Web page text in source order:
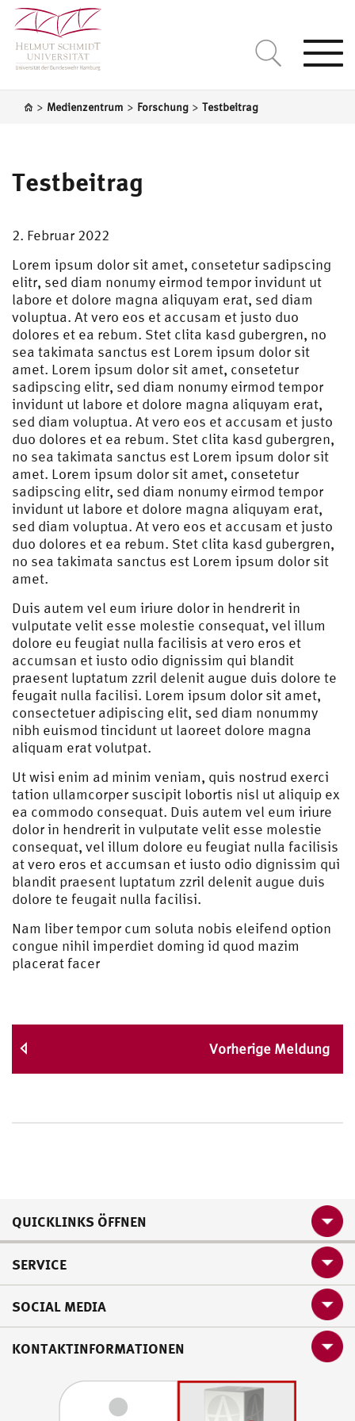
> Medienzentrum > Forschung > Testbeitrag
Testbeitrag
2. Februar 2022
Lorem ipsum dolor sit amet, consetetur sadipscing
elitr, sed diam nonumy eirmod tempor invidunt ut
labore et dolore magna aliquyam erat, sed diam
voluptua. At vero eos et accusam et justo duo
dolores et ea rebum. Stet clita kasd gubergren, no
sea takimata sanctus est Lorem ipsum dolor sit
amet. Lorem ipsum dolor sit amet, consetetur
sadipscing elitr, sed diam nonumy eirmod tempor
invidunt ut labore et dolore magna aliquyam erat,
sed diam voluptua. At vero eos et accusam et justo
duo dolores et ea rebum. Stet clita kasd gubergren,
no sea takimata sanctus est Lorem ipsum dolor sit
amet. Lorem ipsum dolor sit amet, consetetur
sadipscing elitr, sed diam nonumy eirmod tempor
invidunt ut labore et dolore magna aliquyam erat,
sed diam voluptua. At vero eos et accusam et justo
duo dolores et ea rebum. Stet clita kasd gubergren,
no sea takimata sanctus est Lorem ipsum dolor sit
amet.
Duis autem vel eum iriure dolor in hendrerit in
vulputate velit esse molestie consequat, vel illum
dolore eu feugiat nulla facilisis at vero eros et
accumsan et iusto odio dignissim qui blandit
praesent luptatum zzril delenit augue duis dolore te
feugait nulla facilisi. Lorem ipsum dolor sit amet,
consectetuer adipiscing elit, sed diam nonummy
nibh euismod tincidunt ut laoreet dolore magna
aliquam erat volutpat.
Ut wisi enim ad minim veniam, quis nostrud exerci
tation ullamcorper suscipit lobortis nisl ut aliquip ex
ea commodo consequat. Duis autem vel eum iriure
dolor in hendrerit in vulputate velit esse molestie
consequat, vel illum dolore eu feugiat nulla facilisis
at vero eros et accumsan et iusto odio dignissim qui
blandit praesent luptatum zzril delenit augue duis
dolore te feugait nulla facilisi.
Nam liber tempor cum soluta nobis eleifend option
congue nihil imperdiet doming id quod mazim
placerat facer
Vorherige Meldung
QUICKLINKS ÖFFNEN
SERVICE
SOCIAL MEDIA
KONTAKTINFORMATIONEN